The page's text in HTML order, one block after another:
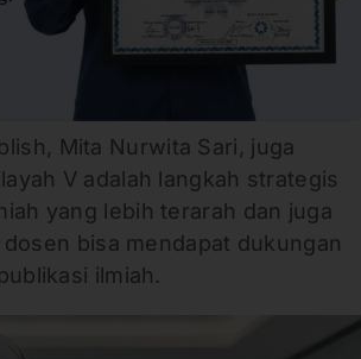
Mita Nurwita Sari, juga
V adalah langkah strategis
yang lebih terarah dan juga
bisa mendapat dukungan
ilmiah.